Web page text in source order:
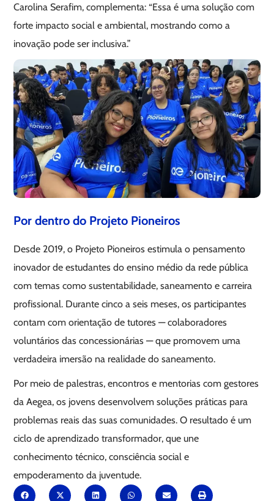
Carolina Serafim, complementa: “Essa é uma solução com
forte impacto social e ambiental, mostrando como a
inovação pode ser inclusiva.”
Por dentro do Projeto Pioneiros
Desde 2019, o Projeto Pioneiros estimula o pensamento
inovador de estudantes do ensino médio da rede pública
com temas como sustentabilidade, saneamento e carreira
profissional. Durante cinco a seis meses, os participantes
contam com orientação de tutores — colaboradores
voluntários das concessionárias — que promovem uma
verdadeira imersão na realidade do saneamento.
Por meio de palestras, encontros e mentorias com gestores
da Aegea, os jovens desenvolvem soluções práticas para
problemas reais das suas comunidades. O resultado é um
ciclo de aprendizado transformador, que une
conhecimento técnico, consciência social e
empoderamento da juventude.